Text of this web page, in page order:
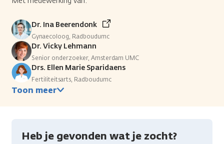
Dr. Ina Beerendonk
Gynaecoloog, Radboudumc
Dr. Vicky Lehmann
Senior onderzoeker, Amsterdam UMC
Drs. Ellen Marie Sparidaens
Fertiliteitsarts, Radboudumc
Toon meer
Heb je gevonden wat je zocht?